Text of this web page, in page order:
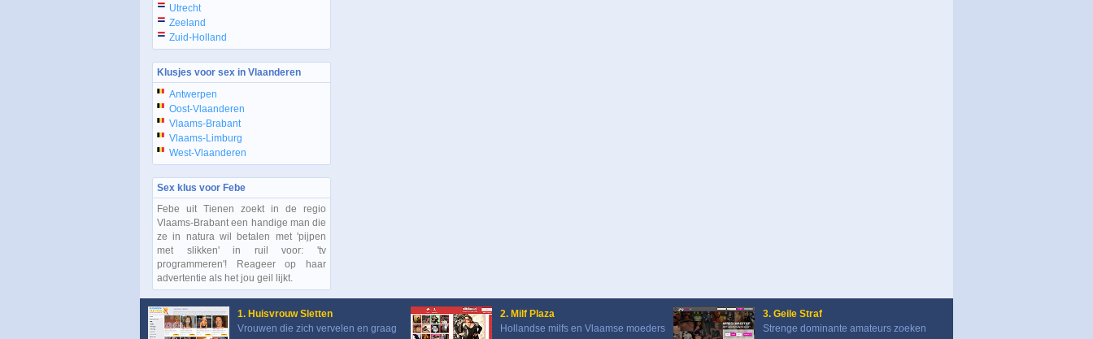
Utrecht
Zeeland
Zuid-Holland
Klusjes voor sex in Vlaanderen
Antwerpen
Oost-Vlaanderen
Vlaams-Brabant
Vlaams-Limburg
West-Vlaanderen
Sex klus voor Febe
Febe uit Tienen zoekt in de regio
Vlaams-Brabant een handige man die
ze in natura wil betalen met 'pijpen
met slikken' in ruil voor: 'tv
programmeren'! Reageer op haar
advertentie als het jou geil lijkt.
1. Huisvrouw Sletten
Vrouwen die zich vervelen en graag
2. Milf Plaza
Hollandse milfs en Vlaamse moeders
3. Geile Straf
Strenge dominante amateurs zoeken